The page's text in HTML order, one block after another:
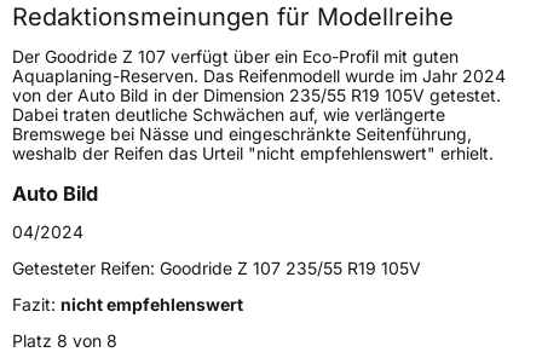
Höchstgeschwindigkeit
210 km/h
Lastindex81
Höchstlast462 kg
Fahrzeugtyp
VerwendungSommerreifen
ModellnameZ 107
Fahrzeugart
Redaktionsmeinungen für Modellreihe
Der Goodride Z 107 verfügt über ein Eco-Profil mit guten
Aquaplaning-Reserven. Das Reifenmodell wurde im Jahr 2024
von der Auto Bild in der Dimension 235/55 R19 105V getestet.
Dabei traten deutliche Schwächen auf, wie verlängerte
Bremswege bei Nässe und eingeschränkte Seitenführung,
weshalb der Reifen das Urteil "nicht empfehlenswert" erhielt.
Auto Bild
04/2024
Getesteter Reifen: Goodride Z 107 235/55 R19 105V
Fazit: nicht empfehlenswert
Platz 8 von 8